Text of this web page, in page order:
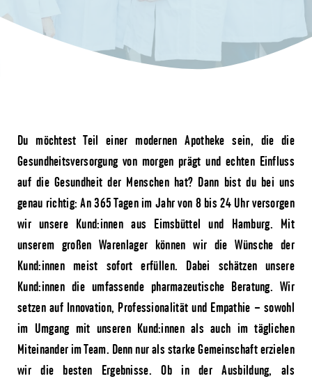
Du möchtest Teil einer modernen Apotheke sein, die die
Gesundheitsversorgung von morgen prägt und echten Einfluss
auf die Gesundheit der Menschen hat? Dann bist du bei uns
genau richtig: An 365 Tagen im Jahr von 8 bis 24 Uhr versorgen
wir unsere Kund:innen aus Eimsbüttel und Hamburg. Mit
unserem großen Warenlager können wir die Wünsche der
Kund:innen meist sofort erfüllen. Dabei schätzen unsere
Kund:innen die umfassende pharmazeutische Beratung. Wir
setzen auf Innovation, Professionalität und Empathie – sowohl
im Umgang mit unseren Kund:innen als auch im täglichen
Miteinander im Team. Denn nur als starke Gemeinschaft erzielen
wir die besten Ergebnisse. Ob in der Ausbildung, als